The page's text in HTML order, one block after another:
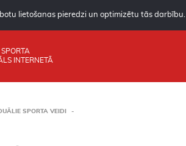
lietošanas pieredzi un optimizētu tās
INTERNETĀ
SPORTA VEIDI